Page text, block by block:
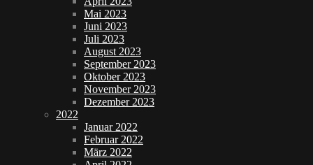
Mai 2023
Juni 2023
Juli 2023
August 2023
September 2023
Oktober 2023
November 2023
Dezember 2023
2022
Januar 2022
Februar 2022
März 2022